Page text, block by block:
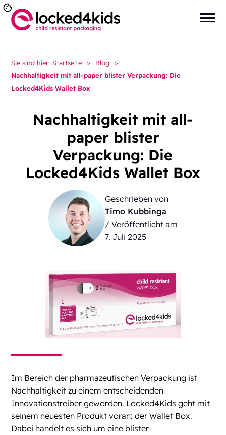
Sie sind hier: Startseite > Blog
>
Nachhaltigkeit mit all-paper blister Verpackung: Die
Locked4Kids Wallet Box
Nachhaltigkeit mit all-
paper blister
Verpackung: Die
Locked4Kids Wallet Box
Geschrieben von
Timo Kubbinga
/ Veröffentlicht am
7. Juli 2025
Im Bereich der pharmazeutischen Verpackung ist
Nachhaltigkeit zu einem entscheidenden
Innovationstreiber geworden. Locked4Kids geht mit
seinem neuesten Produkt voran: der Wallet Box.
Dabei handelt es sich um eine blister-